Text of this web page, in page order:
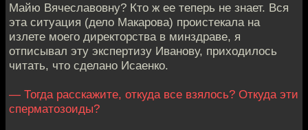
Майю Вячеславовну? Кто ж ее теперь не знает. Вся
эта ситуация (дело Макарова) проистекала на
излете моего директорства в минздраве, я
отписывал эту экспертизу Иванову, приходилось
читать, что сделано Исаенко.
— Тогда расскажите, откуда все взялось? Откуда эти
сперматозоиды?